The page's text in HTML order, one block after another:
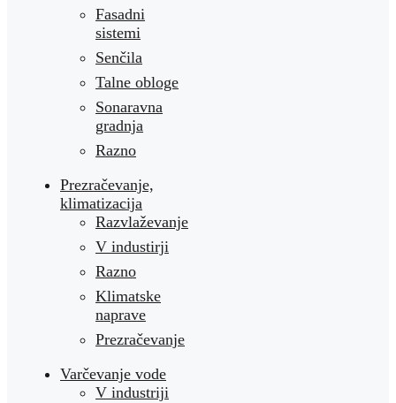
Fasadni
sistemi
Senčila
Talne obloge
Sonaravna
gradnja
Razno
Prezračevanje,
klimatizacija
Razvlaževanje
V industirji
Razno
Klimatske
naprave
Prezračevanje
Varčevanje vode
V industriji